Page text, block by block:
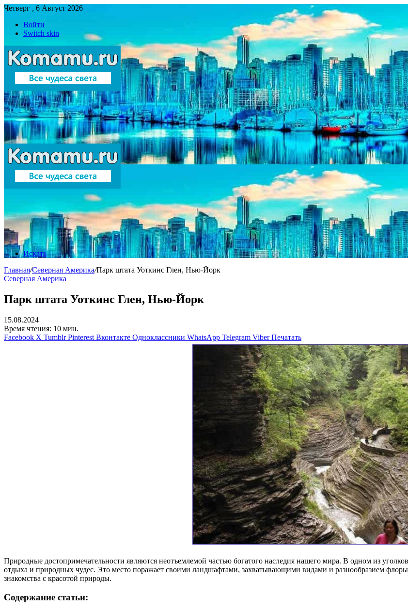
Четверг , 6 Август 2026
Войти
Switch skin
Искать
Главная/Северная Америка/Парк штата Уоткинс Глен, Нью-Йорк
Северная Америка
Парк штата Уоткинс Глен, Нью-Йорк
15.08.2024
Время чтения: 10 мин.
Facebook X Tumblr Pinterest Вконтакте Одноклассники WhatsApp Telegram Viber Печатать
Природные достопримечательности являются неотъемлемой частью богатого наследия нашего мира. В одном из
отдыха и природных чудес. Это место поражает своими ландшафтами, захватывающими видами и разнообразием
знакомства с красотой природы.
Содержание статьи: